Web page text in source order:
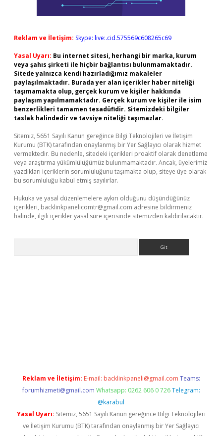
Reklam ve İletişim: Skype: live:.cid.575569c608265c69
Yasal Uyarı: Bu internet sitesi, herhangi bir marka, kurum
veya şahıs şirketi ile hiçbir bağlantısı bulunmamaktadır.
Sitede yalnızca kendi hazırladığımız makaleler
paylaşılmaktadır. Burada yer alan içerikler haber niteliği
taşımamakta olup, gerçek kurum ve kişiler hakkında
paylaşım yapılmamaktadır. Gerçek kurum ve kişiler ile isim
benzerlikleri tamamen tesadüfidir. Sitemizdeki bilgiler
taslak halindedir ve tavsiye niteliği taşımazlar.
Sitemiz, 5651 Sayılı Kanun gereğince Bilgi Teknolojileri ve İletişim
Kurumu (BTK) tarafından onaylanmış bir Yer Sağlayıcı olarak hizmet
vermektedir. Bu nedenle, sitedeki içerikleri proaktif olarak denetleme
veya araştırma yükümlülüğümüz bulunmamaktadır. Ancak, üyelerimiz
yazdıkları içeriklerin sorumluluğunu taşımakta olup, siteye üye olarak
bu sorumluluğu kabul etmiş sayılırlar.
Hukuka ve yasal düzenlemelere aykırı olduğunu düşündüğünüz
içerikleri, backlinkpanelicomtr@gmail.com adresine bildirmeniz
halinde, ilgili içerikler yasal süre içerisinde sitemizden kaldırılacaktır.
Reklam ve İletişim: E-mail: backlinkpaneli@gmail.com Teams:
forumhizmeti@gmail.com Whatsapp: 0262 606 0 726 Telegram:
@karabul
Yasal Uyarı: Sitemiz, 5651 Sayılı Kanun gereğince Bilgi Teknolojileri
ve İletişim Kurumu (BTK) tarafından onaylanmış bir Yer Sağlayıcı